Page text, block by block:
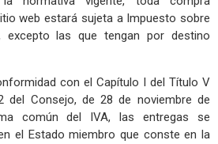
web estará sujeta a Impuesto sobre
excepto las que tengan por destino
con el Capítulo I del Título V
del Consejo, de 28 de noviembre de
común del IVA, las entregas se
el Estado miembro que conste en la